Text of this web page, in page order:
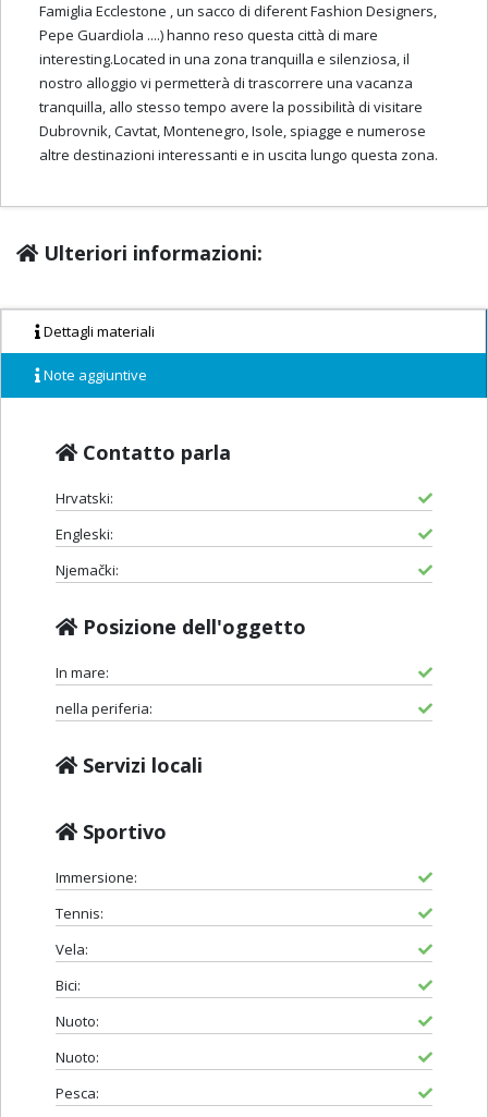
Famiglia Ecclestone , un sacco di diferent Fashion Designers,
Pepe Guardiola ....) hanno reso questa città di mare
interesting.Located in una zona tranquilla e silenziosa, il
nostro alloggio vi permetterà di trascorrere una vacanza
tranquilla, allo stesso tempo avere la possibilità di visitare
Dubrovnik, Cavtat, Montenegro, Isole, spiagge e numerose
altre destinazioni interessanti e in uscita lungo questa zona.
Ulteriori informazioni:
Dettagli materiali
Note aggiuntive
Contatto parla
Hrvatski:
Engleski:
Njemački:
Posizione dell'oggetto
In mare:
nella periferia:
Servizi locali
Sportivo
Immersione:
Tennis:
Vela:
Bici:
Nuoto:
Nuoto:
Pesca: